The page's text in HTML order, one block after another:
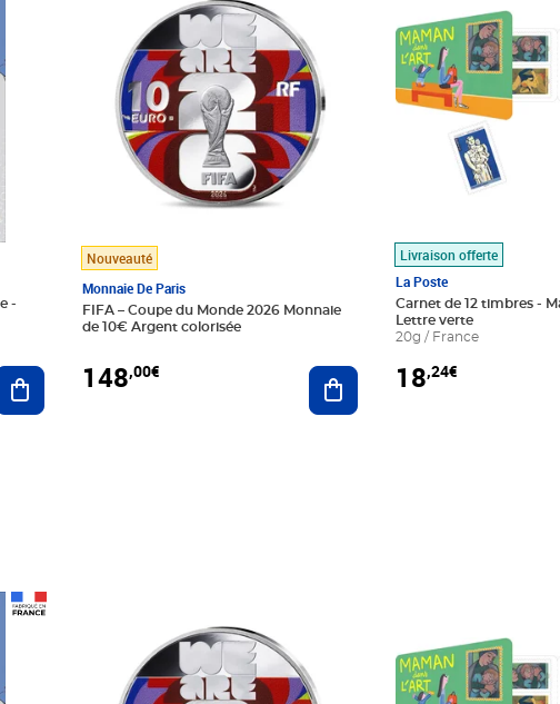
-
Ajouter au panier
Nouveauté
Monnaie De Paris
FIFA – Coupe du Monde 2026 Monnaie
de 10€ Argent colorisée
148,00€ Ajouter au panier
Livraison offerte
La Poste
Carnet de 12 timbres -
Lettre verte
20g / France
18,24€